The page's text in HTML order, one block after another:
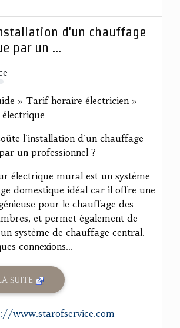
d'un chauffage
par un ...
» Tarif horaire électricien »
l'installation d'un chauffage
un professionnel ?
électrique mural est un système
domestique idéal car il offre une
pour le chauffage des
et permet également de
système de chauffage central.
connexions...
SUITE
www.starofservice.com